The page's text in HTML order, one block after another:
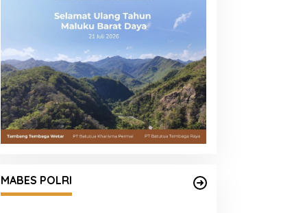
MABES POLRI
Pemeriksaan Penampilan 404
Catar